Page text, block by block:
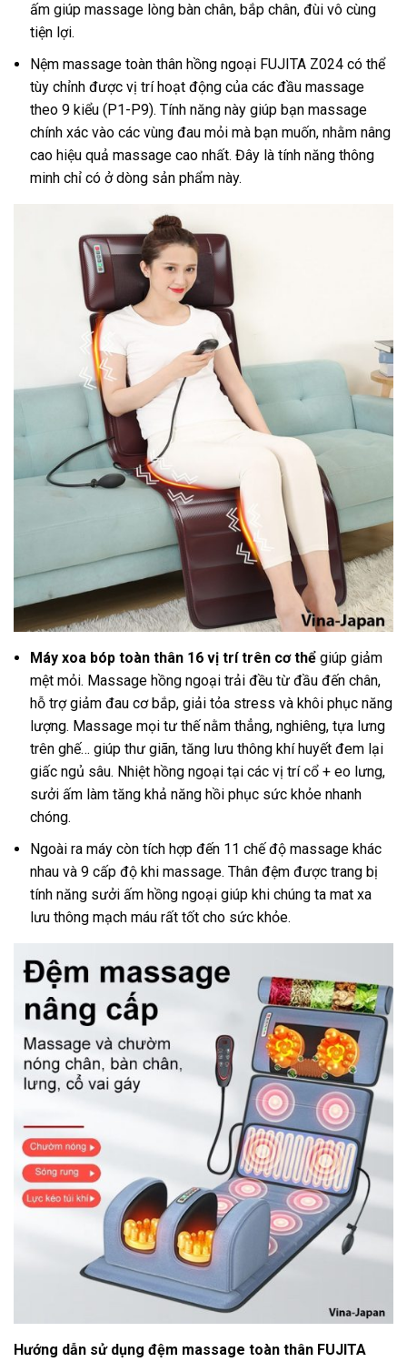
ấm giúp massage lòng bàn chân, bắp chân, đùi vô cùng
tiện lợi.
Nệm massage toàn thân hồng ngoại FUJITA Z024 có thể
tùy chỉnh được vị trí hoạt động của các đầu massage
theo 9 kiểu (P1-P9). Tính năng này giúp bạn massage
chính xác vào các vùng đau mỏi mà bạn muốn, nhằm nâng
cao hiệu quả massage cao nhất. Đây là tính năng thông
minh chỉ có ở dòng sản phẩm này.
Máy xoa bóp toàn thân 16 vị trí trên cơ thể giúp giảm
mệt mỏi. Massage hồng ngoại trải đều từ đầu đến chân,
hỗ trợ giảm đau cơ bắp, giải tỏa stress và khôi phục năng
lượng. Massage mọi tư thế nằm thẳng, nghiêng, tựa lưng
trên ghế… giúp thư giãn, tăng lưu thông khí huyết đem lại
giấc ngủ sâu. Nhiệt hồng ngoại tại các vị trí cổ + eo lưng,
sưởi ấm làm tăng khả năng hồi phục sức khỏe nhanh
chóng.
Ngoài ra máy còn tích hợp đến 11 chế độ massage khác
nhau và 9 cấp độ khi massage. Thân đệm được trang bị
tính năng sưởi ấm hồng ngoại giúp khi chúng ta mat xa
lưu thông mạch máu rất tốt cho sức khỏe.
Hướng dẫn sử dụng đệm massage toàn thân FUJITA